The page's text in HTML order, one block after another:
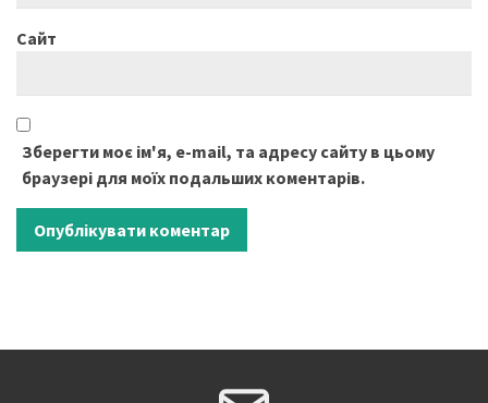
Сайт
Зберегти моє ім'я, e-mail, та адресу сайту в цьому
браузері для моїх подальших коментарів.